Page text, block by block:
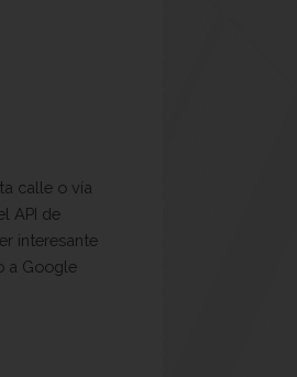
calle o vía
API de
interesante
a Google